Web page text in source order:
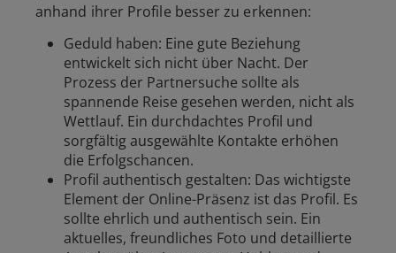
anhand ihrer Profile besser zu erkennen:
Geduld haben: Eine gute Beziehung
entwickelt sich nicht über Nacht. Der
Prozess der Partnersuche sollte als
spannende Reise gesehen werden, nicht als
Wettlauf. Ein durchdachtes Profil und
sorgfältig ausgewählte Kontakte erhöhen
die Erfolgschancen.
Profil authentisch gestalten: Das wichtigste
Element der Online-Präsenz ist das Profil. Es
sollte ehrlich und authentisch sein. Ein
aktuelles, freundliches Foto und detaillierte